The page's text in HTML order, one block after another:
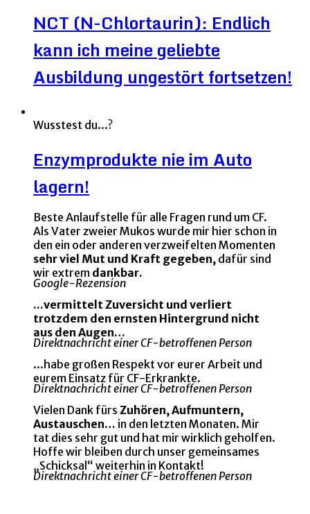
NCT (N-Chlortaurin): Endlich
kann ich meine geliebte
Ausbildung ungestört fortsetzen!
Wusstest du...?
Enzymprodukte nie im Auto
lagern!
Beste Anlaufstelle für alle Fragen rund um CF.
Als Vater zweier Mukos wurde mir hier schon in
den ein oder anderen verzweifelten Momenten
sehr viel Mut und Kraft gegeben, dafür sind
wir extrem dankbar.
Google-Rezension
...vermittelt Zuversicht und verliert
trotzdem den ernsten Hintergrund nicht
aus den Augen…
Direktnachricht einer CF-betroffenen Person
...habe großen Respekt vor eurer Arbeit und
eurem Einsatz für CF-Erkrankte.
Direktnachricht einer CF-betroffenen Person
Vielen Dank fürs Zuhören, Aufmuntern,
Austauschen… in den letzten Monaten. Mir
tat dies sehr gut und hat mir wirklich geholfen.
Hoffe wir bleiben durch unser gemeinsames
„Schicksal“ weiterhin in Kontakt!
Direktnachricht einer CF-betroffenen Person